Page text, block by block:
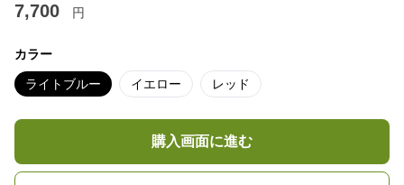
7,700 円
カラー
ライトブルー イエロー レッド
購入画面に進む